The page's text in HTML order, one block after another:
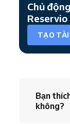
Chủ
Reservio
TẠO
Bạn
không?